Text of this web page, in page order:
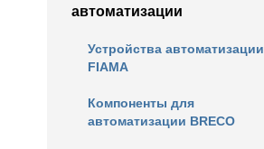
автоматизации
Устройства автоматизации
FIAMA
Компоненты для
автоматизации BRECO